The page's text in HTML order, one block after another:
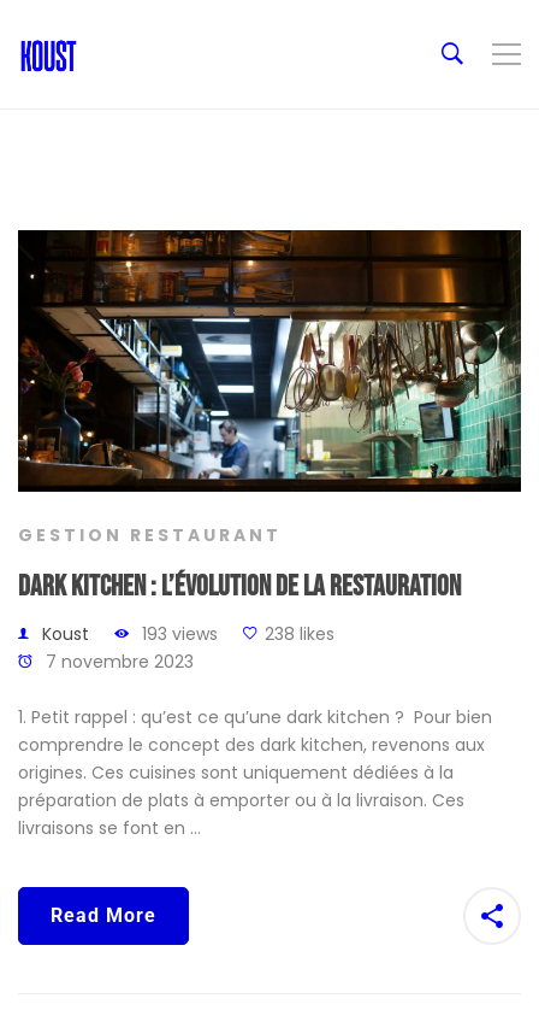
GESTION RESTAURANT
Dark Kitchen : L’Évolution de la Restauration
Koust 193 views
238 likes
7 novembre 2023
1. Petit rappel : qu’est ce qu’une dark kitchen ? Pour bien
comprendre le concept des dark kitchen, revenons aux
origines. Ces cuisines sont uniquement dédiées à la
préparation de plats à emporter ou à la livraison. Ces
livraisons se font en …
Read More